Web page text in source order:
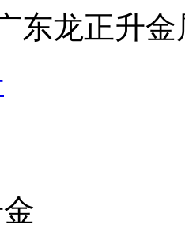
东龙正升